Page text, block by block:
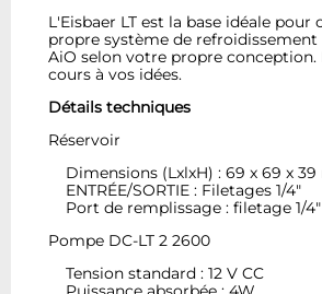
L'Eisbaer LT est la base idéale pour
propre système de refroidissement
AiO selon votre propre conception.
cours à vos idées.
Détails techniques
Réservoir
Dimensions (LxlxH) : 69 x 69 x
ENTRÉE/SORTIE : Filetages 1/4"
Port de remplissage : filetage 1/4"
Pompe DC-LT 2 2600
Tension standard : 12 V CC